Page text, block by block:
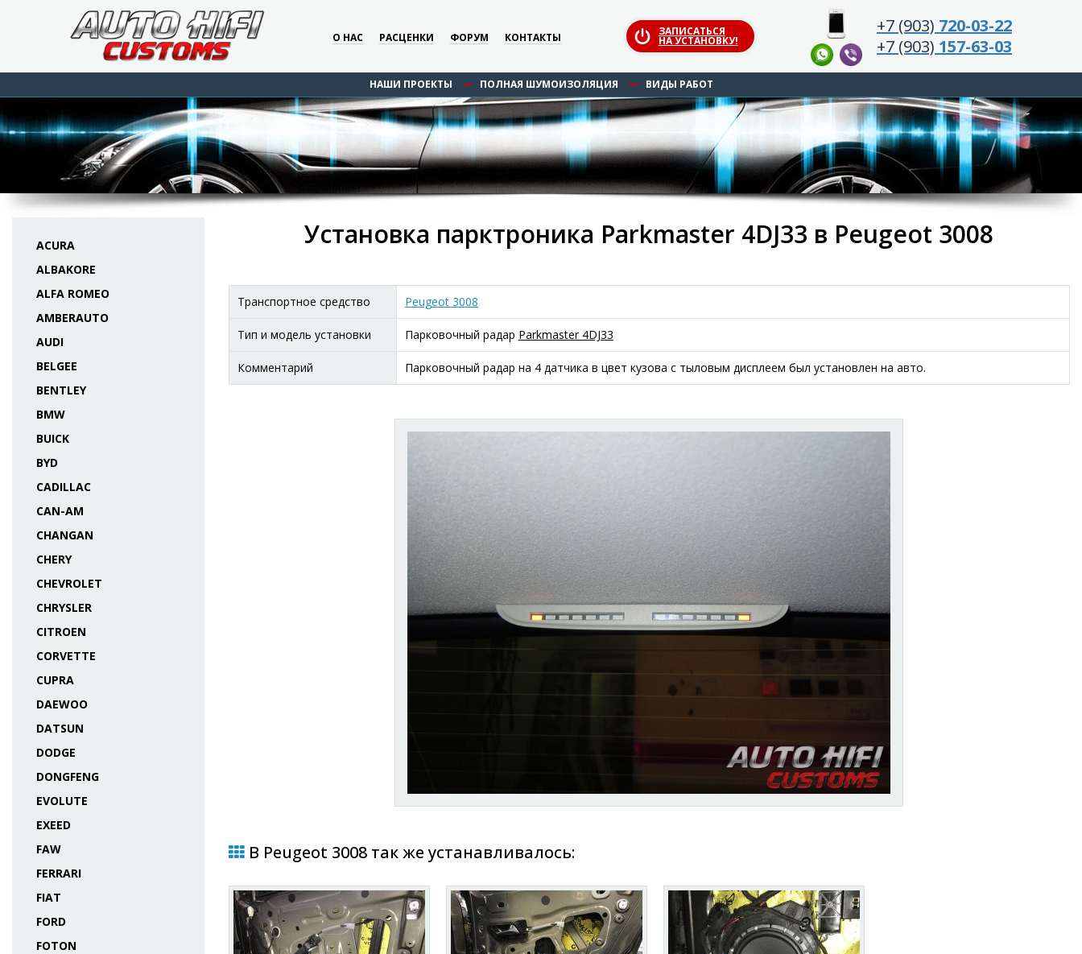
О НАС РАСЦЕНКИ ФОРУМ КОНТАКТЫ ЗАПИСАТЬСЯ
НА УСТАНОВКУ!
+7 (903) 720-03-22
+7 (903) 157-63-03
НАШИ ПРОЕКТЫ ПОЛНАЯ ШУМОИЗОЛЯЦИЯ ВИДЫ РАБОТ
ACURA
ALBAKORE
ALFA ROMEO
AMBERAUTO
AUDI
BELGEE
BENTLEY
BMW
BUICK
BYD
CADILLAC
CAN-AM
CHANGAN
CHERY
CHEVROLET
CHRYSLER
CITROEN
CORVETTE
CUPRA
DAEWOO
DATSUN
DODGE
DONGFENG
EVOLUTE
EXEED
FAW
FERRARI
FIAT
FORD
FOTON
Установка парктроника Parkmaster 4DJ33 в Peugeot 3008
Транспортное средство Peugeot 3008
Тип и модель установки Парковочный радар Parkmaster 4DJ33
Комментарий Парковочный радар на 4 датчика в цвет кузова с тыловым дисплеем был установлен на авто.
В Peugeot 3008 так же устанавливалось: